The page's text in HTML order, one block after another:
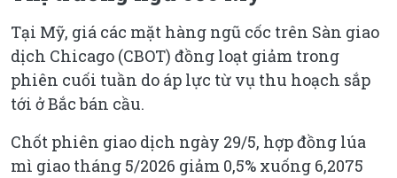
Tại Mỹ, giá các mặt hàng ngũ cốc trên Sàn giao
dịch Chicago (CBOT) đồng loạt giảm trong
phiên cuối tuần do áp lực từ vụ thu hoạch sắp
tới ở Bắc bán cầu.
Chốt phiên giao dịch ngày 29/5, hợp đồng lúa
mì giao tháng 5/2026 giảm 0,5% xuống 6,2075